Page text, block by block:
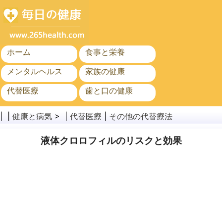
ホーム
食事と栄養
メンタルヘルス
家族の健康
代替医療
歯と口の健康
がん
公衆衛生
健康と病気 > | 代替医療 その他の代替療法
液体クロロフィルのリスクと効果